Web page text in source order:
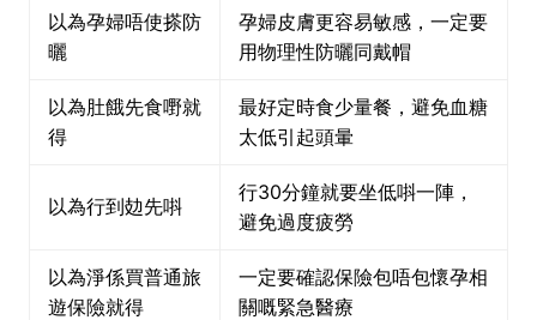
以為孕婦唔使搽防
曬
孕婦皮膚更容易敏感，一定要
用物理性防曬同戴帽
以為肚餓先食嘢就
得
最好定時食少量餐，避免血糖
太低引起頭暈
以為行到攰先唞
行30分鐘就要坐低唞一陣，
避免過度疲勞
以為淨係買普通旅
遊保險就得
一定要確認保險包唔包懷孕相
關嘅緊急醫療